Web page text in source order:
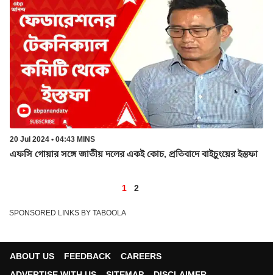
20 Jul 2024 • 04:43 MINS
এফসি গোয়ার সঙ্গে জাতীয় দলের একই কোচ, প্রতিবাদে বাইচুংয়ের ইস্তফা
1 2
SPONSORED LINKS BY TABOOLA
ABOUT US FEEDBACK
CAREERS